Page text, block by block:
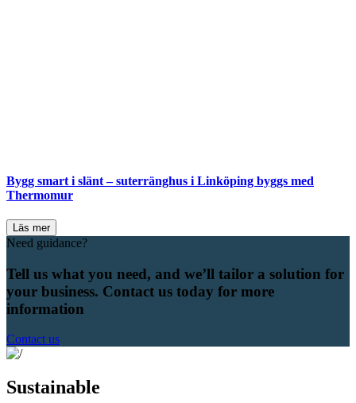
Bygg smart i slänt – suterränghus i Linköping byggs med
Thermomur
Läs mer
Need guidance?
Tell us what you need, and we’ll tailor a solution for
your business. Contact us today for more
information
Contact us
Sustainable